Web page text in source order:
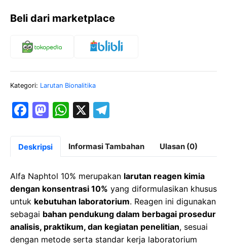
Beli dari marketplace
Kategori: Larutan Bionalitika
F
c
b
o
o
k
M
st
d
o
n
W
at
s
A
p
p
X
e
gr
a
m
Deskripsi Informasi Tambahan Ulasan (0)
Alfa Naphtol 10% merupakan larutan reagen kimia
dengan konsentrasi 10% yang diformulasikan khusus
untuk kebutuhan laboratorium. Reagen ini digunakan
sebagai bahan pendukung dalam berbagai prosedur
analisis, praktikum, dan kegiatan penelitian, sesuai
dengan metode serta standar kerja laboratorium